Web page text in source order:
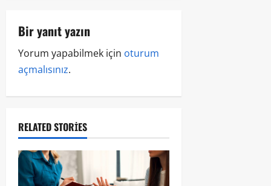
Bir yanıt yazın
Yorum yapabilmek için oturum
açmalısınız.
RELATED STORIES